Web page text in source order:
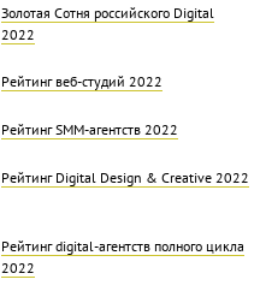
Золотая Cотня российского Digital
2022
Рейтинг веб-студий 2022
Рейтинг SMM-агентств 2022
Рейтинг Digital Design & Creative 2022
Рейтинг digital-агентств полного цикла
2022